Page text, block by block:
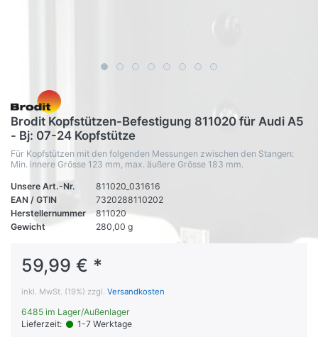
Brodit Kopfstützen-Befestigung 811020 für Audi A5
- Bj: 07-24 Kopfstütze
Für Kopfstützen mit den folgenden Messungen zwischen den Stangen:
Min. innere Grösse 123 mm, max. äußere Grösse 183 mm.
Unsere Art.-Nr.
811020_031616
EAN / GTIN
7320288110202
Herstellernummer
811020
Gewicht
280,00 g
59,99 € *
inkl. MwSt. (19%) zzgl. Versandkosten
6485 im Lager/Außenlager
Lieferzeit:
1-7 Werktage